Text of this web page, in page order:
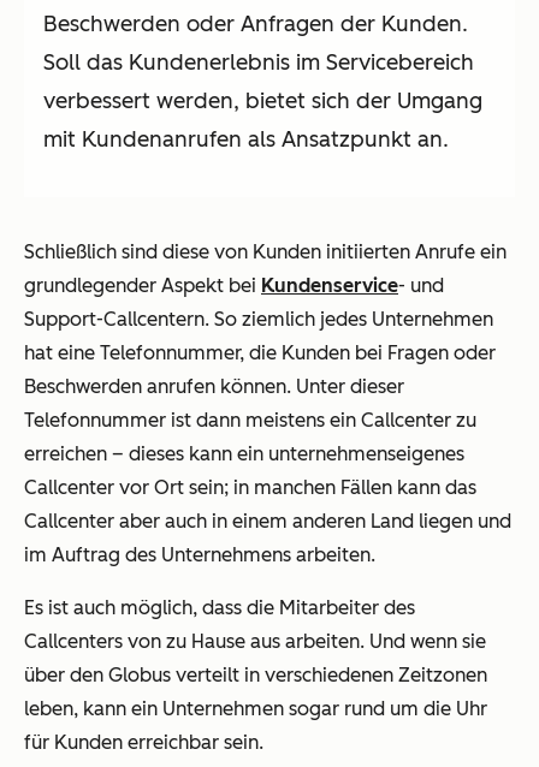
Beschwerden oder Anfragen der Kunden.
Soll das Kundenerlebnis im Servicebereich
verbessert werden, bietet sich der Umgang
mit Kundenanrufen als Ansatzpunkt an.
Schließlich sind diese von Kunden initiierten Anrufe ein
grundlegender Aspekt bei Kundenservice- und
Support-Callcentern. So ziemlich jedes Unternehmen
hat eine Telefonnummer, die Kunden bei Fragen oder
Beschwerden anrufen können. Unter dieser
Telefonnummer ist dann meistens ein Callcenter zu
erreichen – dieses kann ein unternehmenseigenes
Callcenter vor Ort sein; in manchen Fällen kann das
Callcenter aber auch in einem anderen Land liegen und
im Auftrag des Unternehmens arbeiten.
Es ist auch möglich, dass die Mitarbeiter des
Callcenters von zu Hause aus arbeiten. Und wenn sie
über den Globus verteilt in verschiedenen Zeitzonen
leben, kann ein Unternehmen sogar rund um die Uhr
für Kunden erreichbar sein.